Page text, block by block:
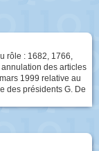
rôle : 1682, 1766,
des articles
1999 relative au
des présidents G. De